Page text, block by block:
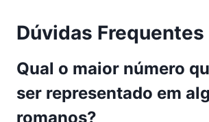
Dúvidas Frequentes
Qual o maior número
ser representado em
romanos?